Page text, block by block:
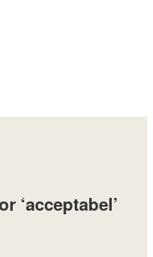
‘acceptabel’